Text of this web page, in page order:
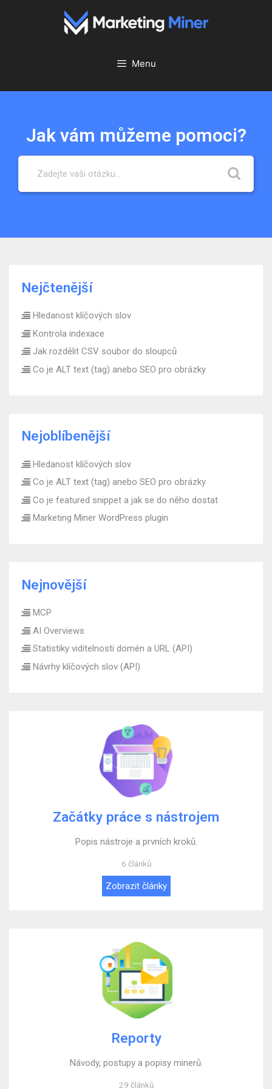
Menu
Jak vám můžeme pomoci?
Nejčtenější
Hledanost klíčových slov
Kontrola indexace
Jak rozdělit CSV soubor do sloupců
Co je ALT text (tag) anebo SEO pro obrázky
Nejoblíbenější
Hledanost klíčových slov
Co je ALT text (tag) anebo SEO pro obrázky
Co je featured snippet a jak se do něho dostat
Marketing Miner WordPress plugin
Nejnovější
MCP
AI Overviews
Statistiky viditelnosti domén a URL (API)
Návrhy klíčových slov (API)
Začátky práce s nástrojem
Popis nástroje a prvních kroků.
6 článků
Zobrazit články
Reporty
Návody, postupy a popisy minerů.
29 článků